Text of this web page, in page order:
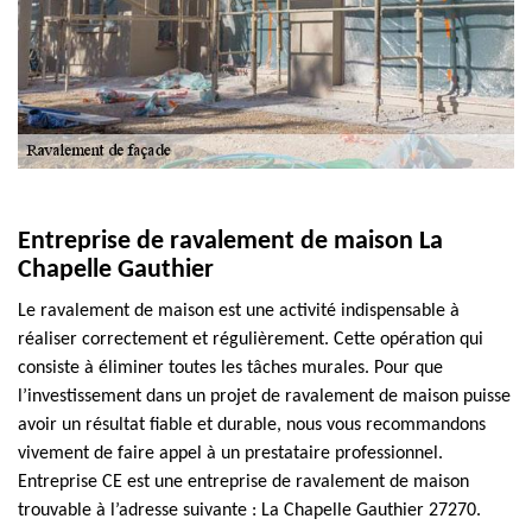
Entreprise de ravalement de maison La
Chapelle Gauthier
Le ravalement de maison est une activité indispensable à
réaliser correctement et régulièrement. Cette opération qui
consiste à éliminer toutes les tâches murales. Pour que
l’investissement dans un projet de ravalement de maison puisse
avoir un résultat fiable et durable, nous vous recommandons
vivement de faire appel à un prestataire professionnel.
Entreprise CE est une entreprise de ravalement de maison
trouvable à l’adresse suivante : La Chapelle Gauthier 27270.